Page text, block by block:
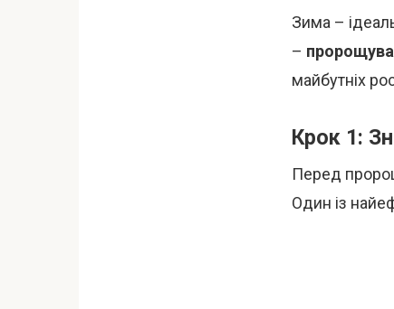
Зима –
–
майбутніх
Крок 1:
Перед
Один із